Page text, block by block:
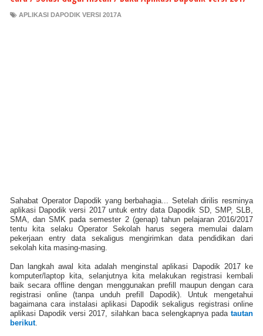
APLIKASI DAPODIK VERSI 2017A
Sahabat Operator Dapodik yang berbahagia... Setelah dirilis resminya
aplikasi Dapodik versi 2017 untuk entry data Dapodik SD, SMP, SLB,
SMA, dan SMK pada semester 2 (genap) tahun pelajaran 2016/2017
tentu kita selaku Operator Sekolah harus segera memulai dalam
pekerjaan entry data sekaligus mengirimkan data pendidikan dari
sekolah kita masing-masing.
Dan langkah awal kita adalah menginstal aplikasi Dapodik 2017 ke
komputer/laptop kita, selanjutnya kita melakukan registrasi kembali
baik secara offline dengan menggunakan prefill maupun dengan cara
registrasi online (tanpa unduh prefill Dapodik). Untuk mengetahui
bagaimana cara instalasi aplikasi Dapodik sekaligus registrasi online
aplikasi Dapodik versi 2017, silahkan baca selengkapnya pada tautan
berikut.